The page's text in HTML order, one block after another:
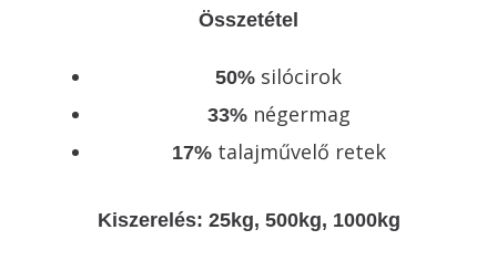
Összetétel
50% silócirok
33%négermag
17%talajművelő retek
Kiszerelés: 25kg, 500kg, 1000kg